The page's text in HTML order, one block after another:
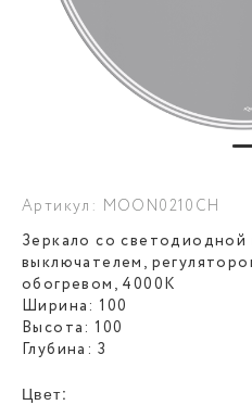
Артикул: MOON0210CH
Зеркало со
выключателем,
обогревом, 4000К
Ширина: 100
Высота: 100
Глубина: 3
Цвет: